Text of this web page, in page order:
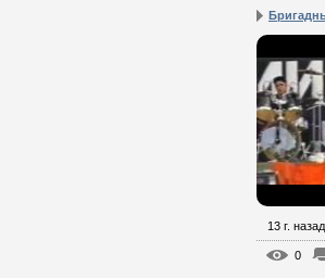
13 г. назад
0